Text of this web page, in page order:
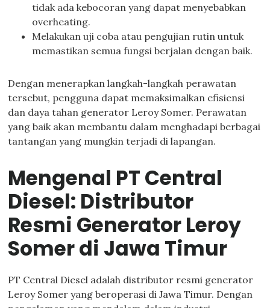
tidak ada kebocoran yang dapat menyebabkan
overheating.
Melakukan uji coba atau pengujian rutin untuk
memastikan semua fungsi berjalan dengan baik.
Dengan menerapkan langkah-langkah perawatan
tersebut, pengguna dapat memaksimalkan efisiensi
dan daya tahan generator Leroy Somer. Perawatan
yang baik akan membantu dalam menghadapi berbagai
tantangan yang mungkin terjadi di lapangan.
Mengenal PT Central
Diesel: Distributor
Resmi Generator Leroy
Somer di Jawa Timur
PT Central Diesel adalah distributor resmi generator
Leroy Somer yang beroperasi di Jawa Timur. Dengan